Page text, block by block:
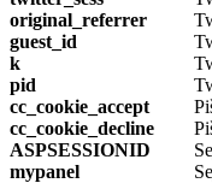
original_referrer
guest_id
k
pid
cc_cookie_accept
cc_cookie_decline
ASPSESSIONID
mypanel